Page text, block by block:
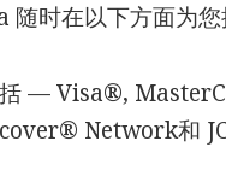
时在以下方面为您
括 — Visa®,
Network和